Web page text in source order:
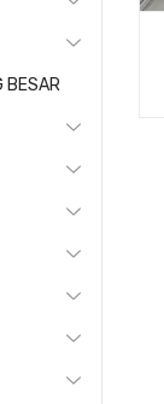
BESAR